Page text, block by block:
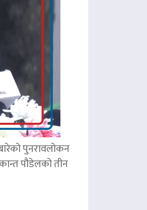
पुनरावलोकन
पौडेलको तीन